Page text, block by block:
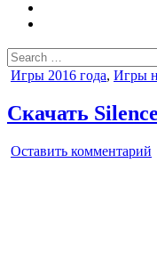
Search
for:
Posted
Игры 2016 года, Игры
Скачать
Оставить комментарий